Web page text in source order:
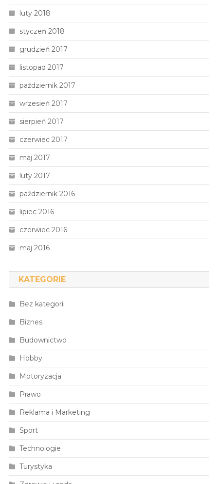
luty 2018
styczeń 2018
grudzień 2017
listopad 2017
październik 2017
wrzesień 2017
sierpień 2017
czerwiec 2017
maj 2017
luty 2017
październik 2016
lipiec 2016
czerwiec 2016
maj 2016
KATEGORIE
Bez kategorii
Biznes
Budownictwo
Hobby
Motoryzacja
Prawo
Reklama i Marketing
Sport
Technologie
Turystyka